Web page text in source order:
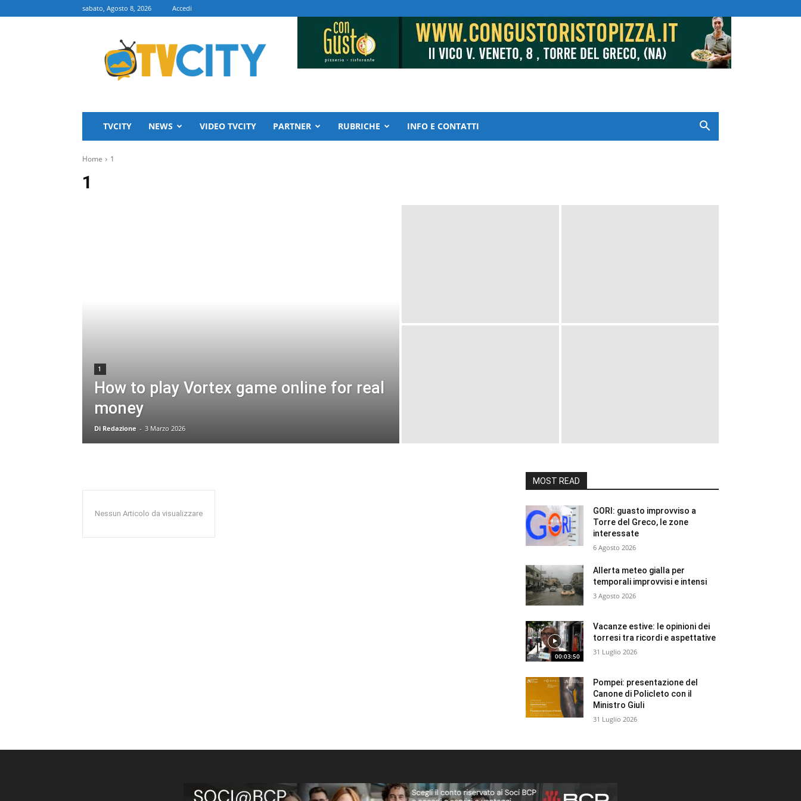
sabato, Agosto 8, 2026 Accedi
TVCITY
TVCITY NEWS VIDEO TVCITY PARTNER RUBRICHE INFO E CONTATTI
Home 1
1
1
How to play Vortex game online for real
money
Di Redazione - 3 Marzo 2026
Nessun Articolo da visualizzare
MOST READ
GORI: guasto improvviso a
Torre del Greco, le zone
interessate
6 Agosto 2026
Allerta meteo gialla per
temporali improvvisi e intensi
3 Agosto 2026
00:03:50
Vacanze estive: le opinioni dei
torresi tra ricordi e aspettative
31 Luglio 2026
Pompei: presentazione del
Canone di Policleto con il
Ministro Giuli
31 Luglio 2026